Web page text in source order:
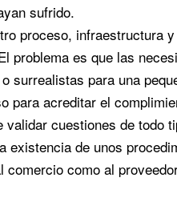
sufrido.
proceso, infraestructura
problema es que las
surrealistas para una
para acreditar el
cuestiones de todo
existencia de unos
como al